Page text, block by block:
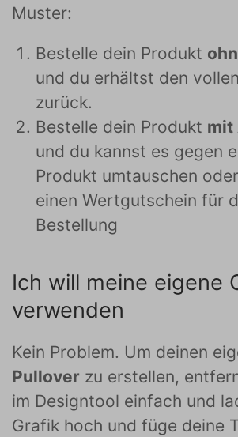
Muster:
Bestelle dein Produkt
und du erhältst den
zurück.
Bestelle dein Produkt mit
und du kannst es gegen
Produkt umtauschen
einen Wertgutschein für
Bestellung
Ich will meine eigene
verwenden
Kein Problem. Um deinen
Pullover zu erstellen,
im Designtool einfach und
Grafik hoch und füge deine